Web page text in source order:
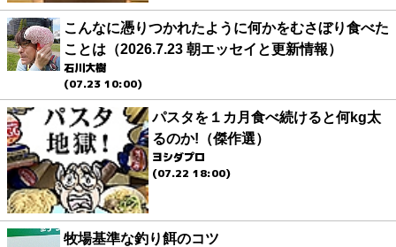
こんなに憑りつかれたように何かをむさぼり食べた
ことは（2026.7.23 朝エッセイと更新情報）
石川大樹
(07.23 10:00)
パスタを１カ月食べ続けると何kg太
るのか!（傑作選）
ヨシダプロ
(07.22 18:00)
牧場基準な釣り餌のコツ